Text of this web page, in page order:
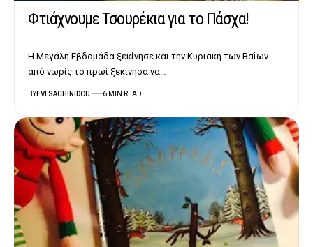
Φτιάχνουμε Τσουρέκια για το Πάσχα!
Η Μεγάλη Εβδομάδα ξεκίνησε και την Κυριακή των Βαΐων
από νωρίς το πρωί ξεκίνησα να…
BYEVI SACHINIDOU 6 MIN READ